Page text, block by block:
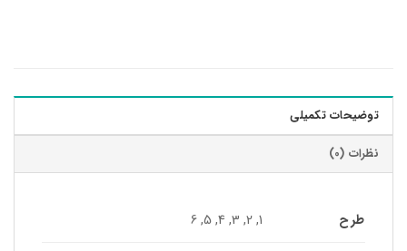
توضیحات تکمیلی
نظرات (0)
طرح 1, 2, 3, 4, 5, 6